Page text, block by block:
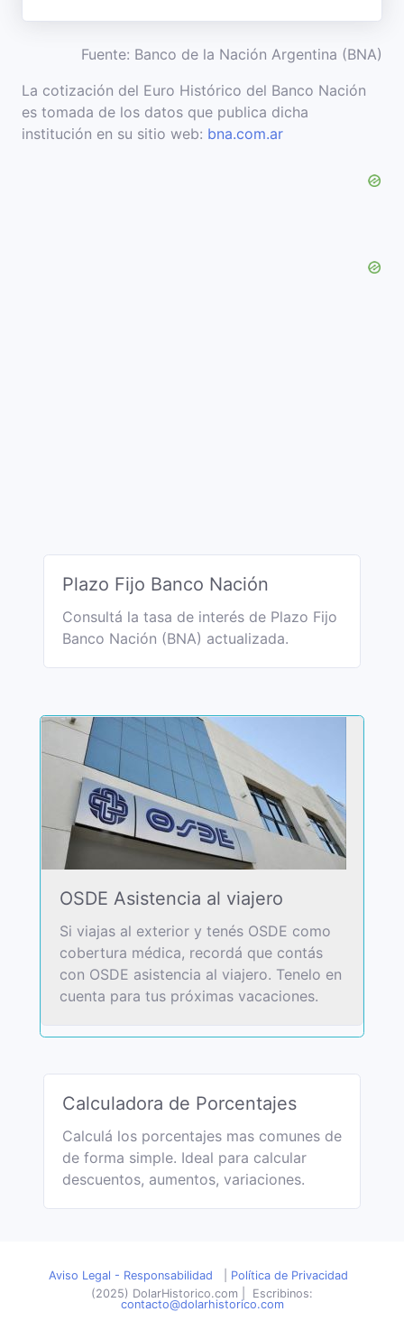
Fuente: Banco de la Nación Argentina (BNA)
La cotización del Euro Histórico del Banco Nación
es tomada de los datos que publica dicha
institución en su sitio web: bna.com.ar
Plazo Fijo Banco Nación
Consultá la tasa de interés de Plazo Fijo
Banco Nación (BNA) actualizada.
OSDE Asistencia al viajero
Si viajas al exterior y tenés OSDE como
cobertura médica, recordá que contás
con OSDE asistencia al viajero. Tenelo en
cuenta para tus próximas vacaciones.
Calculadora de Porcentajes
Calculá los porcentajes mas comunes de
de forma simple. Ideal para calcular
descuentos, aumentos, variaciones.
Aviso Legal - Responsabilidad
Política de Privacidad
(2025) DolarHistorico.com
Escribinos:
contacto@dolarhistorico.com